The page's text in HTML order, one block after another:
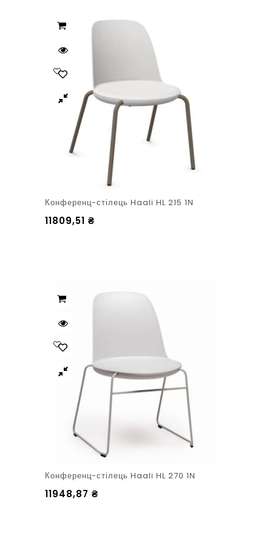
Конференц-стілець Haali HL 215 1N
11809,51 ₴
Конференц-стілець Haali HL 270 1N
11948,87 ₴